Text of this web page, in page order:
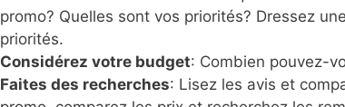
promo? Quelles sont vos priorités? Dressez
priorités.
Considérez votre budget: Combien pouvez-
Faites des recherches: Lisez les avis et